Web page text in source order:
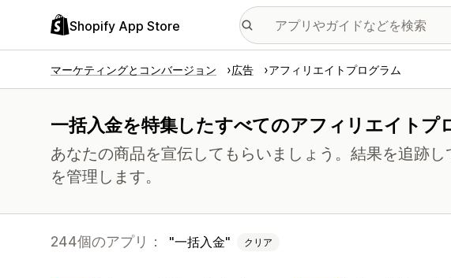
Shopify App Store
マーケティングとコンバージョン 広告 アフィリエイトプログラム
一括入金を特集したすべてのアフィリエイトプ
あなたの商品を宣伝してもらいましょう。結果を追跡
を管理します。
244個のアプリ： 一括入金 クリア